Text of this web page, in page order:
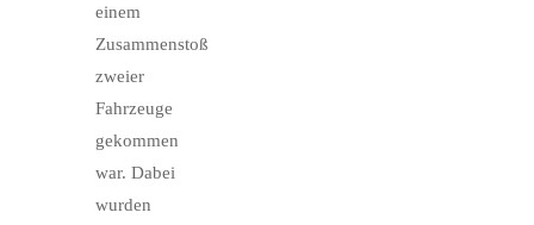
einem
Zusammenstoß
zweier
Fahrzeuge
gekommen
war. Dabei
wurden